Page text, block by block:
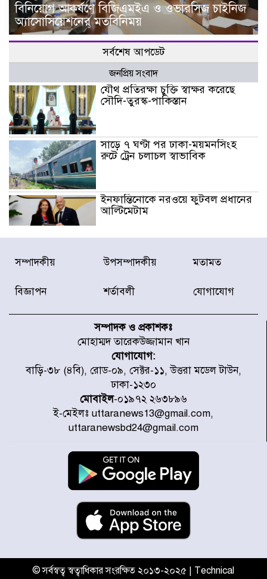
বিনিয়োগ আকর্ষণে বিজিএমইএ ও ওভারসিজ চাইনিজ
অ্যাসোসিয়েশনের মতবিনিময়
সর্বশেষ আপডেট
জনপ্রিয় সংবাদ
যৌথ প্রতিরক্ষা চুক্তি স্বাক্ষর করেছে
সৌদি-তুরস্ক-পাকিস্তান
সাড়ে ৭ ঘণ্টা পর ঢাকা-ময়মনসিংহ
রুটে ট্রেন চলাচল স্বাভাবিক
ইনফান্তিনোকে নরওয়ে ফুটবল প্রধানের
আল্টিমেটাম
দেশে ভারি বৃষ্টির সতর্কবার্তা, ১০
জেলায় বন্যার পূর্বাভাস
স্থাপনের উদ্যোগ চান মিয়া ব্যাপারীর
৭ জেলায় ঝোড়ো হাওয়াসহ বজ্রবৃষ্টির
শঙ্কা
বগুড়া ও সিলেটে সড়ক দুর্ঘটনায় নিহত
১৫
জুলাইয়ে দেশজুড়ে ৪৫৮টি সড়ক
দুর্ঘটনায় ৪১৬ জন নিহত হয়েছেন
হারিয়ে যাওয়া শিশুকে পরিবারের কাছে
ফিরিয়ে প্রশংসায় ভাসছেন খিলক্ষেত
সম্পাদকীয় উপসম্পাদকীয় মতামত
বিজ্ঞাপন শর্তাবলী যোগাযোগ
সম্পাদক ও প্রকাশকঃ
মোহাম্মদ তারেকউজ্জামান খান
যোগাযোগ:
বাড়ি-৩৮ (৪বি), রোড-০৯, সেক্টর-১১, উত্তরা মডেল টাউন,
ঢাকা-১২৩০
মোবাইল-০১৯৭২ ২৬৩৮৯৬
ই-মেইলঃ uttaranews13@gmail.com,
uttaranewsbd24@gmail.com
© সর্বস্বত্ব স্বত্বাধিকার সংরক্ষিত ২০১৩-২০২৫ | Technical